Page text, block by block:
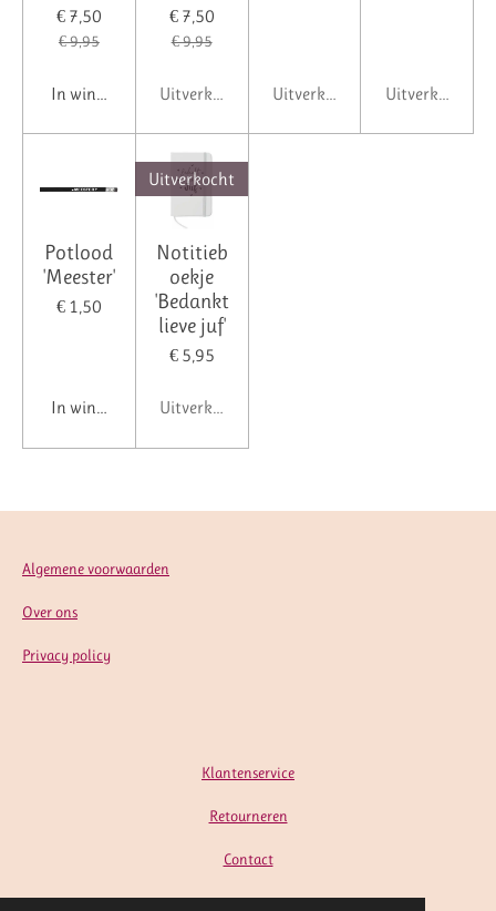
€ 7,50
€ 9,95
In winkelwagen
€ 7,50
€ 9,95
Uitverkocht Uitverkocht Uitverkocht
Potlood
'Meester'
€ 1,50
In winkelwagen
Uitverkocht
Notitieb
oekje
'Bedankt
lieve juf'
€ 5,95
Uitverkocht
Algemene voorwaarden
Over ons
Privacy policy
Klantenservice
Retourneren
Contact